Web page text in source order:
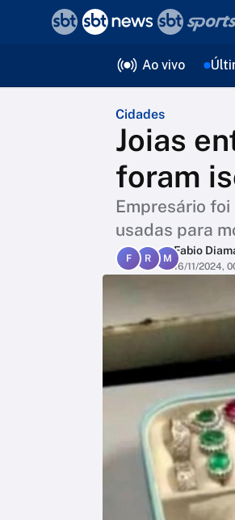
Ao vivo
Cidades
Joias
foram
Empresário
usadas para
F R M
Fabio
16/11/2024,
voltar
Editorias